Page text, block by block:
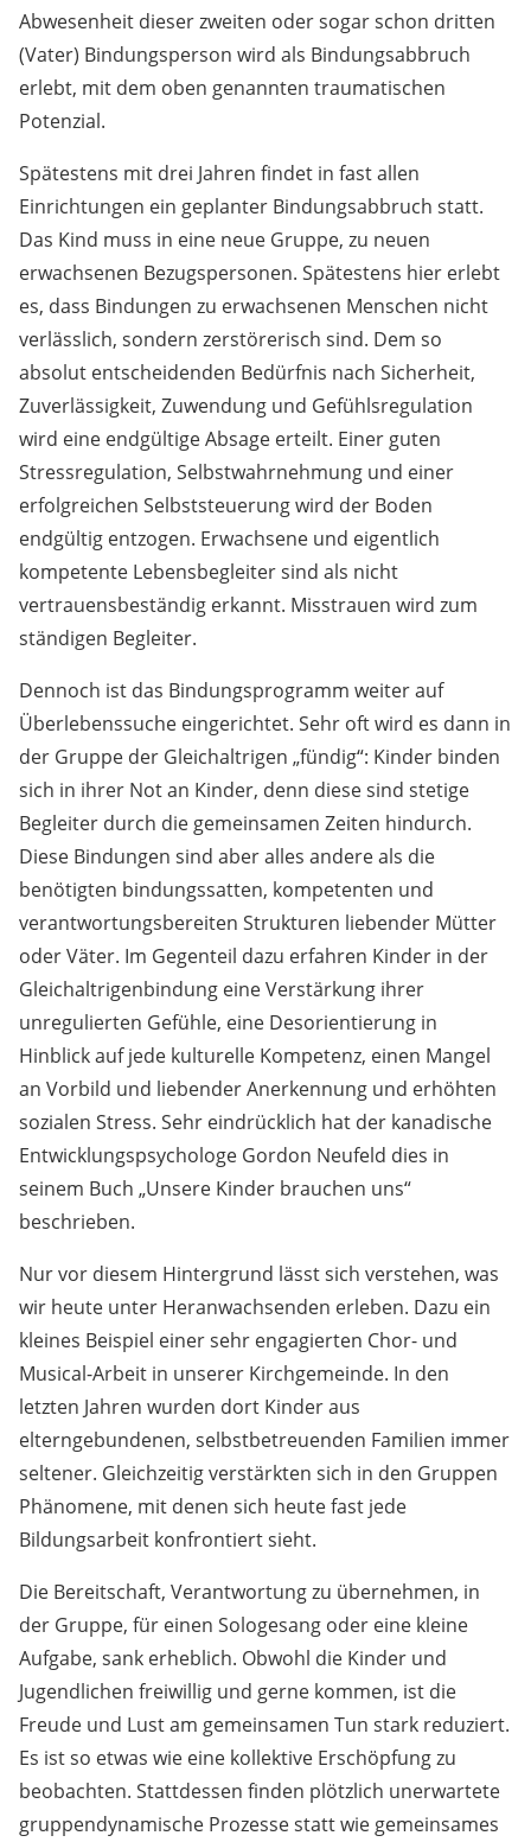
Abwesenheit dieser zweiten oder sogar schon dritten
(Vater) Bindungsperson wird als Bindungsabbruch
erlebt, mit dem oben genannten traumatischen
Potenzial.
Spätestens mit drei Jahren findet in fast allen
Einrichtungen ein geplanter Bindungsabbruch statt.
Das Kind muss in eine neue Gruppe, zu neuen
erwachsenen Bezugspersonen. Spätestens hier erlebt
es, dass Bindungen zu erwachsenen Menschen nicht
verlässlich, sondern zerstörerisch sind. Dem so
absolut entscheidenden Bedürfnis nach Sicherheit,
Zuverlässigkeit, Zuwendung und Gefühlsregulation
wird eine endgültige Absage erteilt. Einer guten
Stressregulation, Selbstwahrnehmung und einer
erfolgreichen Selbststeuerung wird der Boden
endgültig entzogen. Erwachsene und eigentlich
kompetente Lebensbegleiter sind als nicht
vertrauensbeständig erkannt. Misstrauen wird zum
ständigen Begleiter.
Dennoch ist das Bindungsprogramm weiter auf
Überlebenssuche eingerichtet. Sehr oft wird es dann in
der Gruppe der Gleichaltrigen „fündig“: Kinder binden
sich in ihrer Not an Kinder, denn diese sind stetige
Begleiter durch die gemeinsamen Zeiten hindurch.
Diese Bindungen sind aber alles andere als die
benötigten bindungssatten, kompetenten und
verantwortungsbereiten Strukturen liebender Mütter
oder Väter. Im Gegenteil dazu erfahren Kinder in der
Gleichaltrigenbindung eine Verstärkung ihrer
unregulierten Gefühle, eine Desorientierung in
Hinblick auf jede kulturelle Kompetenz, einen Mangel
an Vorbild und liebender Anerkennung und erhöhten
sozialen Stress. Sehr eindrücklich hat der kanadische
Entwicklungspsychologe Gordon Neufeld dies in
seinem Buch „Unsere Kinder brauchen uns“
beschrieben.
Nur vor diesem Hintergrund lässt sich verstehen, was
wir heute unter Heranwachsenden erleben. Dazu ein
kleines Beispiel einer sehr engagierten Chor- und
Musical-Arbeit in unserer Kirchgemeinde. In den
letzten Jahren wurden dort Kinder aus
elterngebundenen, selbstbetreuenden Familien immer
seltener. Gleichzeitig verstärkten sich in den Gruppen
Phänomene, mit denen sich heute fast jede
Bildungsarbeit konfrontiert sieht.
Die Bereitschaft, Verantwortung zu übernehmen, in
der Gruppe, für einen Sologesang oder eine kleine
Aufgabe, sank erheblich. Obwohl die Kinder und
Jugendlichen freiwillig und gerne kommen, ist die
Freude und Lust am gemeinsamen Tun stark reduziert.
Es ist so etwas wie eine kollektive Erschöpfung zu
beobachten. Stattdessen finden plötzlich unerwartete
gruppendynamische Prozesse statt wie gemeinsames